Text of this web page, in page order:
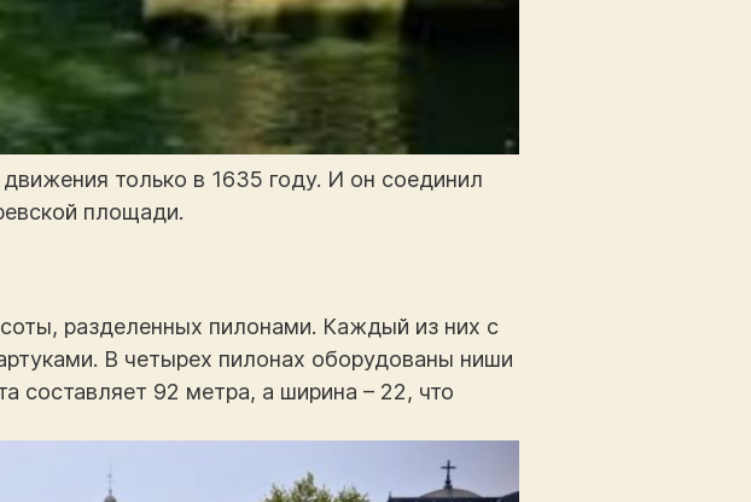
только в 1635 году. И он соединил
площади.
разделенных пилонами. Каждый из них с
В четырех пилонах оборудованы ниши
составляет 92 метра, а ширина – 22, что